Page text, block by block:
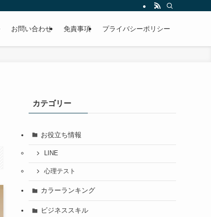
お問い合わせ 免責事項 プライバシーポリシー
カテゴリー
お役立ち情報
LINE
心理テスト
カラーランキング
ビジネススキル